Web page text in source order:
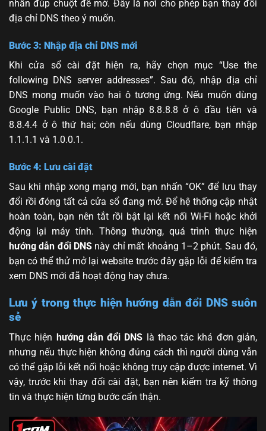
nhấn đúp chuột để mở. Đây là nơi cho phép bạn thay đổi
địa chỉ DNS theo ý muốn.
Bước 3: Nhập địa chỉ DNS mới
Khi cửa sổ cài đặt hiện ra, hãy chọn mục “Use the
following DNS server addresses”. Sau đó, nhập địa chỉ
DNS mong muốn vào hai ô tương ứng. Nếu muốn dùng
Google Public DNS, bạn nhập 8.8.8.8 ở ô đầu tiên và
8.8.4.4 ở ô thứ hai; còn nếu dùng Cloudflare, bạn nhập
1.1.1.1 và 1.0.0.1.
Bước 4: Lưu cài đặt
Sau khi nhập xong mạng mới, bạn nhấn “OK” để lưu thay
đổi rồi đóng tất cả cửa sổ đang mở. Để hệ thống cập nhật
hoàn toàn, bạn nên tắt rồi bật lại kết nối Wi-Fi hoặc khởi
động lại máy tính. Thông thường, quá trình thực hiện
hướng dẫn đổi DNS này chỉ mất khoảng 1–2 phút. Sau đó,
bạn có thể thử mở lại website trước đây gặp lỗi để kiểm tra
xem DNS mới đã hoạt động hay chưa.
Lưu ý trong thực hiện hướng dẫn đổi DNS suôn
sẻ
Thực hiện hướng dẫn đổi DNS là thao tác khá đơn giản,
nhưng nếu thực hiện không đúng cách thì người dùng vẫn
có thể gặp lỗi kết nối hoặc không truy cập được internet. Vì
vậy, trước khi thay đổi cài đặt, bạn nên kiểm tra kỹ thông
tin và thực hiện từng bước cẩn thận.